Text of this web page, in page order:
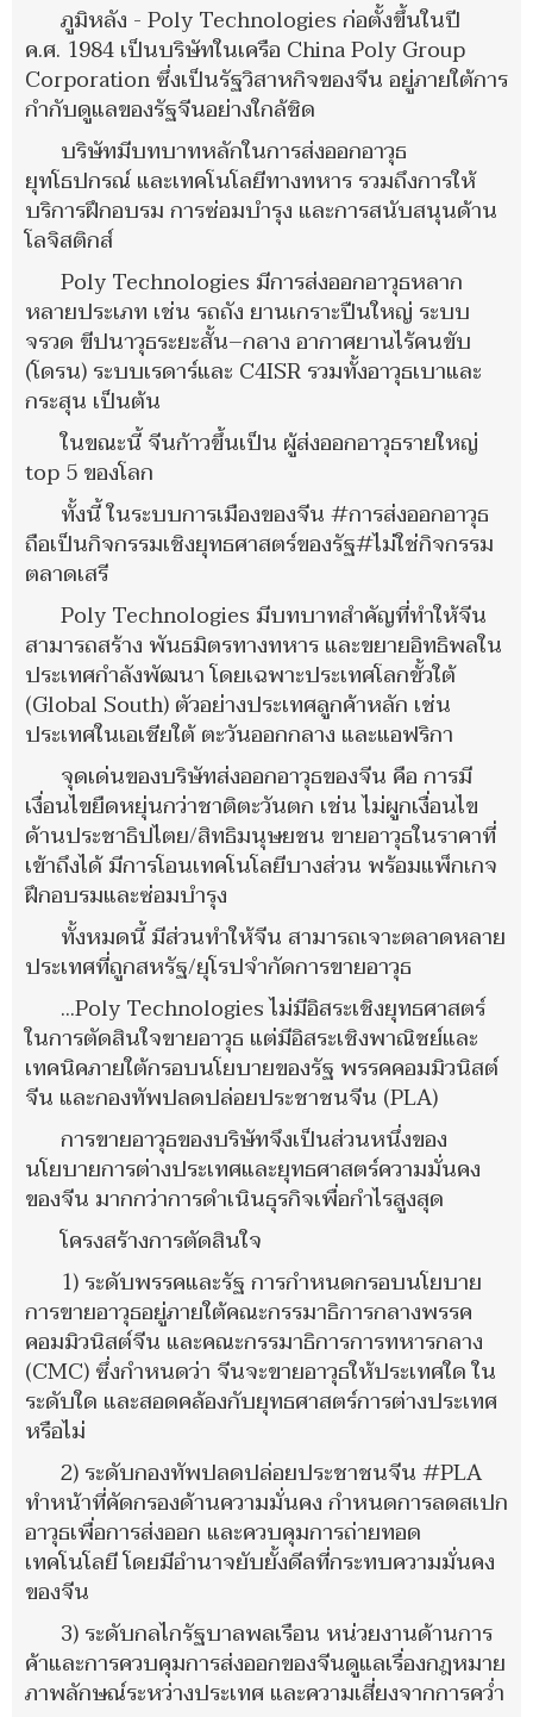
ภูมิหลัง - Poly Technologies ก่อตั้งขึ้นในปี
ค.ศ. 1984 เป็นบริษัทในเครือ China Poly Group
Corporation ซึ่งเป็นรัฐวิสาหกิจของจีน อยู่ภายใต้การ
กำกับดูแลของรัฐจีนอย่างใกล้ชิด
บริษัทมีบทบาทหลักในการส่งออกอาวุธ
ยุทโธปกรณ์ และเทคโนโลยีทางทหาร รวมถึงการให้
บริการฝึกอบรม การซ่อมบำรุง และการสนับสนุนด้าน
โลจิสติกส์
Poly Technologies มีการส่งออกอาวุธหลาก
หลายประเภท เช่น รถถัง ยานเกราะปืนใหญ่ ระบบ
จรวด ขีปนาวุธระยะสั้น–กลาง อากาศยานไร้คนขับ
(โดรน) ระบบเรดาร์และ C4ISR รวมทั้งอาวุธเบาและ
กระสุน เป็นต้น
ในขณะนี้ จีนก้าวขึ้นเป็น ผู้ส่งออกอาวุธรายใหญ่
top 5 ของโลก
ทั้งนี้ ในระบบการเมืองของจีน #การส่งออกอาวุธ
ถือเป็นกิจกรรมเชิงยุทธศาสตร์ของรัฐ#ไม่ใช่กิจกรรม
ตลาดเสรี
Poly Technologies มีบทบาทสำคัญที่ทำให้จีน
สามารถสร้าง พันธมิตรทางทหาร และขยายอิทธิพลใน
ประเทศกำลังพัฒนา โดยเฉพาะประเทศโลกขั้วใต้
(Global South) ตัวอย่างประเทศลูกค้าหลัก เช่น
ประเทศในเอเชียใต้ ตะวันออกกลาง และแอฟริกา
จุดเด่นของบริษัทส่งออกอาวุธของจีน คือ การมี
เงื่อนไขยืดหยุ่นกว่าชาติตะวันตก เช่น ไม่ผูกเงื่อนไข
ด้านประชาธิปไตย/สิทธิมนุษยชน ขายอาวุธในราคาที่
เข้าถึงได้ มีการโอนเทคโนโลยีบางส่วน พร้อมแพ็กเกจ
ฝึกอบรมและซ่อมบำรุง
ทั้งหมดนี้ มีส่วนทำให้จีน สามารถเจาะตลาดหลาย
ประเทศที่ถูกสหรัฐ/ยุโรปจำกัดการขายอาวุธ
...Poly Technologies ไม่มีอิสระเชิงยุทธศาสตร์
ในการตัดสินใจขายอาวุธ แต่มีอิสระเชิงพาณิชย์และ
เทคนิคภายใต้กรอบนโยบายของรัฐ พรรคคอมมิวนิสต์
จีน และกองทัพปลดปล่อยประชาชนจีน (PLA)
การขายอาวุธของบริษัทจึงเป็นส่วนหนึ่งของ
นโยบายการต่างประเทศและยุทธศาสตร์ความมั่นคง
ของจีน มากกว่าการดำเนินธุรกิจเพื่อกำไรสูงสุด
โครงสร้างการตัดสินใจ
1) ระดับพรรคและรัฐ การกำหนดกรอบนโยบาย
การขายอาวุธอยู่ภายใต้คณะกรรมาธิการกลางพรรค
คอมมิวนิสต์จีน และคณะกรรมาธิการการทหารกลาง
(CMC) ซึ่งกำหนดว่า จีนจะขายอาวุธให้ประเทศใด ใน
ระดับใด และสอดคล้องกับยุทธศาสตร์การต่างประเทศ
หรือไม่
2) ระดับกองทัพปลดปล่อยประชาชนจีน #PLA
ทำหน้าที่คัดกรองด้านความมั่นคง กำหนดการลดสเปก
อาวุธเพื่อการส่งออก และควบคุมการถ่ายทอด
เทคโนโลยี โดยมีอำนาจยับยั้งดีลที่กระทบความมั่นคง
ของจีน
3) ระดับกลไกรัฐบาลพลเรือน หน่วยงานด้านการ
ค้าและการควบคุมการส่งออกของจีนดูแลเรื่องกฎหมาย
ภาพลักษณ์ระหว่างประเทศ และความเสี่ยงจากการคว่ำ